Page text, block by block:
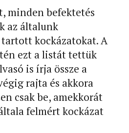
minden befektetés
az általunk
kockázatokat. A
ezt a listát tettük
is írja össze a
rajta és akkora
csak be, amekkorát
felmért kockázat